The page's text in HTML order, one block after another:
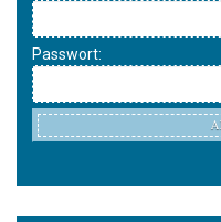
Passwort: